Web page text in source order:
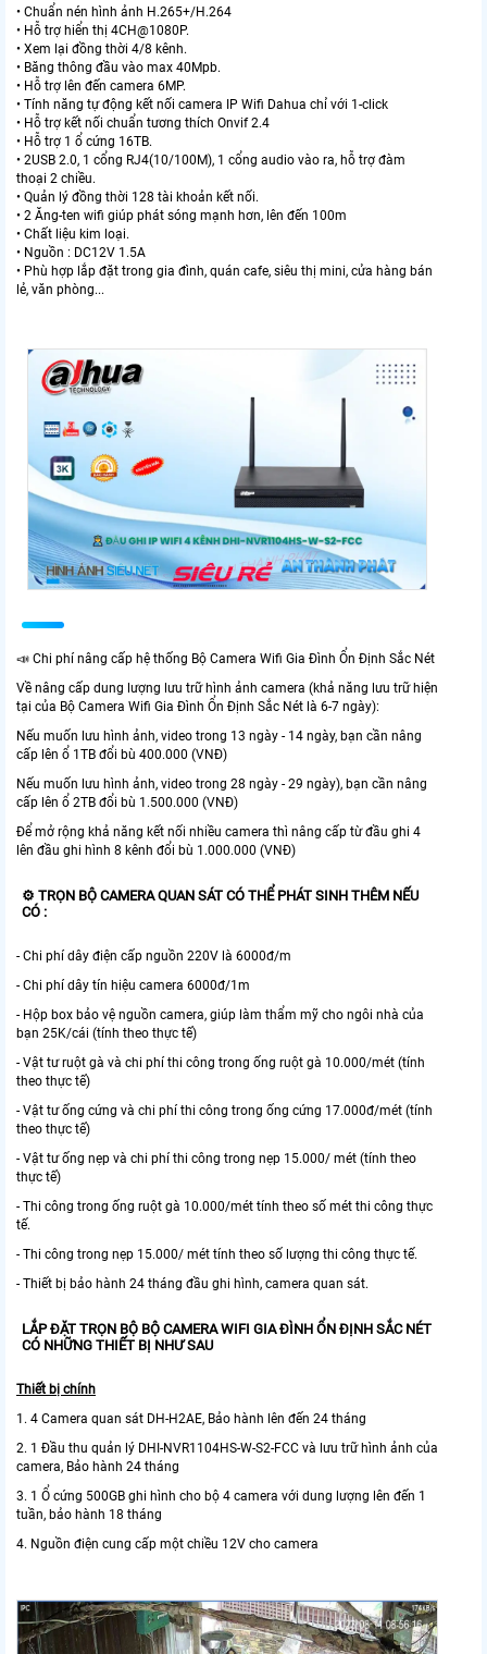
• Chuẩn nén hình ảnh H.265+/H.264
• Hỗ trợ hiển thị 4CH@1080P.
• Xem lại đồng thời 4/8 kênh.
• Băng thông đầu vào max 40Mpb.
• Hỗ trợ lên đến camera 6MP.
• Tính năng tự động kết nối camera IP Wifi Dahua chỉ với 1-click
• Hỗ trợ kết nối chuẩn tương thích Onvif 2.4
• Hỗ trợ 1 ổ cứng 16TB.
• 2USB 2.0, 1 cổng RJ4(10/100M), 1 cổng audio vào ra, hỗ trợ đàm
thoại 2 chiều.
• Quản lý đồng thời 128 tài khoản kết nối.
• 2 Ăng-ten wifi giúp phát sóng mạnh hơn, lên đến 100m
• Chất liệu kim loại.
• Nguồn : DC12V 1.5A
• Phù hợp lắp đặt trong gia đình, quán cafe, siêu thị mini, cửa hàng bán
lẻ, văn phòng...
📣 Chi phí nâng cấp hệ thống Bộ Camera Wifi Gia Đình Ổn Định Sắc Nét
Về nâng cấp dung lượng lưu trữ hình ảnh camera (khả năng lưu trữ hiện
tại của Bộ Camera Wifi Gia Đình Ổn Định Sắc Nét là 6-7 ngày):
Nếu muốn lưu hình ảnh, video trong 13 ngày - 14 ngày, bạn cần nâng
cấp lên ổ 1TB đổi bù 400.000 (VNĐ)
Nếu muốn lưu hình ảnh, video trong 28 ngày - 29 ngày), bạn cần nâng
cấp lên ổ 2TB đổi bù 1.500.000 (VNĐ)
Để mở rộng khả năng kết nối nhiều camera thì nâng cấp từ đầu ghi 4
lên đầu ghi hình 8 kênh đổi bù 1.000.000 (VNĐ)
⚙ TRỌN BỘ CAMERA QUAN SÁT CÓ THỂ PHÁT SINH THÊM NẾU
CÓ :
- Chi phí dây điện cấp nguồn 220V là 6000đ/m
- Chi phí dây tín hiệu camera 6000đ/1m
- Hộp box bảo vệ nguồn camera, giúp làm thẩm mỹ cho ngôi nhà của
bạn 25K/cái (tính theo thực tế)
- Vật tư ruột gà và chi phí thi công trong ống ruột gà 10.000/mét (tính
theo thực tế)
- Vật tư ống cứng và chi phí thi công trong ống cứng 17.000đ/mét (tính
theo thực tế)
- Vật tư ống nẹp và chi phí thi công trong nẹp 15.000/ mét (tính theo
thực tế)
- Thi công trong ống ruột gà 10.000/mét tính theo số mét thi công thực
tế.
- Thi công trong nẹp 15.000/ mét tính theo số lượng thi công thực tế.
- Thiết bị bảo hành 24 tháng đầu ghi hình, camera quan sát.
LẮP ĐẶT TRỌN BỘ BỘ CAMERA WIFI GIA ĐÌNH ỔN ĐỊNH SẮC NÉT
CÓ NHỮNG THIẾT BỊ NHƯ SAU
Thiết bị chính
1. 4 Camera quan sát DH-H2AE, Bảo hành lên đến 24 tháng
2. 1 Đầu thu quản lý DHI-NVR1104HS-W-S2-FCC và lưu trữ hình ảnh của
camera, Bảo hành 24 tháng
3. 1 Ổ cứng 500GB ghi hình cho bộ 4 camera với dung lượng lên đến 1
tuần, bảo hành 18 tháng
4. Nguồn điện cung cấp một chiều 12V cho camera